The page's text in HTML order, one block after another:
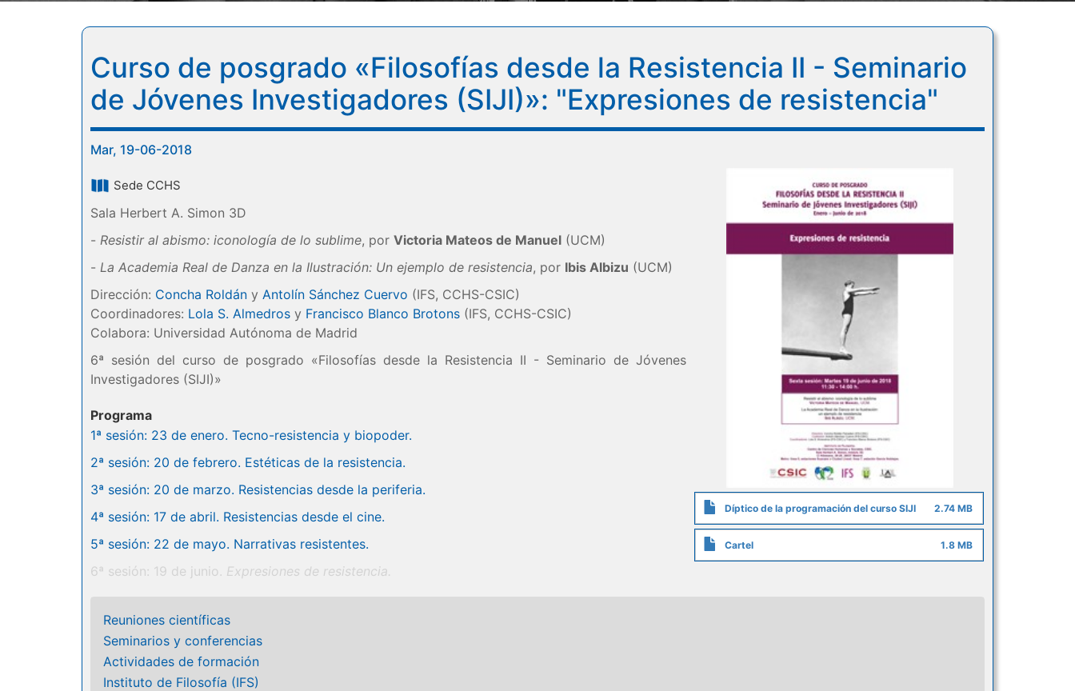
Curso de posgrado «Filosofías desde la Resistencia II - Seminario
de Jóvenes Investigadores (SIJI)»: "Expresiones de resistencia"
Mar, 19-06-2018
Sede CCHS
Sala Herbert A. Simon 3D
- Resistir al abismo: iconología de lo sublime, por Victoria Mateos de Manuel (UCM)
- La Academia Real de Danza en la Ilustración: Un ejemplo de resistencia, por Ibis Albizu (UCM)
Dirección: Concha Roldán y Antolín Sánchez Cuervo (IFS, CCHS-CSIC)
Coordinadores: Lola S. Almedros y Francisco Blanco Brotons (IFS, CCHS-CSIC)
Colabora: Universidad Autónoma de Madrid
6ª sesión del curso de posgrado «Filosofías desde la Resistencia II - Seminario de Jóvenes
Investigadores (SIJI)»
Programa
1ª sesión: 23 de enero. Tecno-resistencia y biopoder.
2ª sesión: 20 de febrero. Estéticas de la resistencia.
3ª sesión: 20 de marzo. Resistencias desde la periferia.
4ª sesión: 17 de abril. Resistencias desde el cine.
5ª sesión: 22 de mayo. Narrativas resistentes.
6ª sesión: 19 de junio. Expresiones de resistencia.
Díptico de la programación del curso SIJI 2.74 MB
Cartel 1.8 MB
Reuniones científicas
Seminarios y conferencias
Actividades de formación
Instituto de Filosofía (IFS)